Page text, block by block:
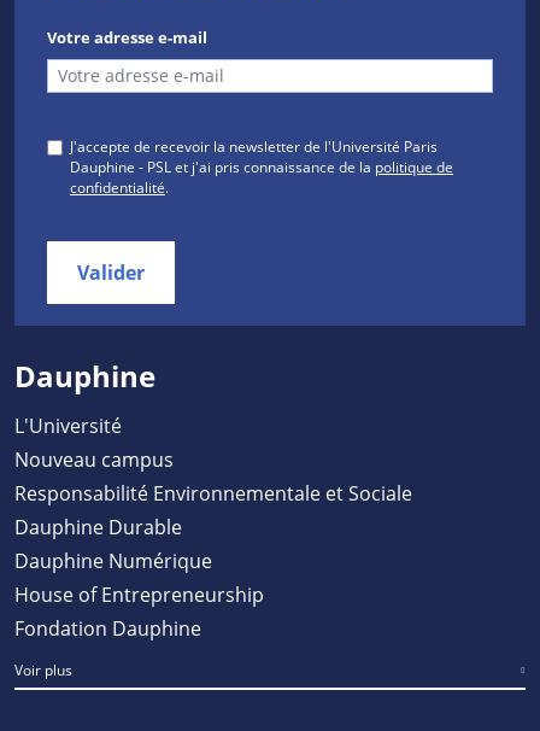
Votre adresse e-mail
J'accepte de recevoir la newsletter de l'Université Paris
Dauphine - PSL et j'ai pris connaissance de la politique de
confidentialité.
Valider
Dauphine
L'Université
Nouveau campus
Responsabilité Environnementale et Sociale
Dauphine Durable
Dauphine Numérique
House of Entrepreneurship
Fondation Dauphine
Voir plus